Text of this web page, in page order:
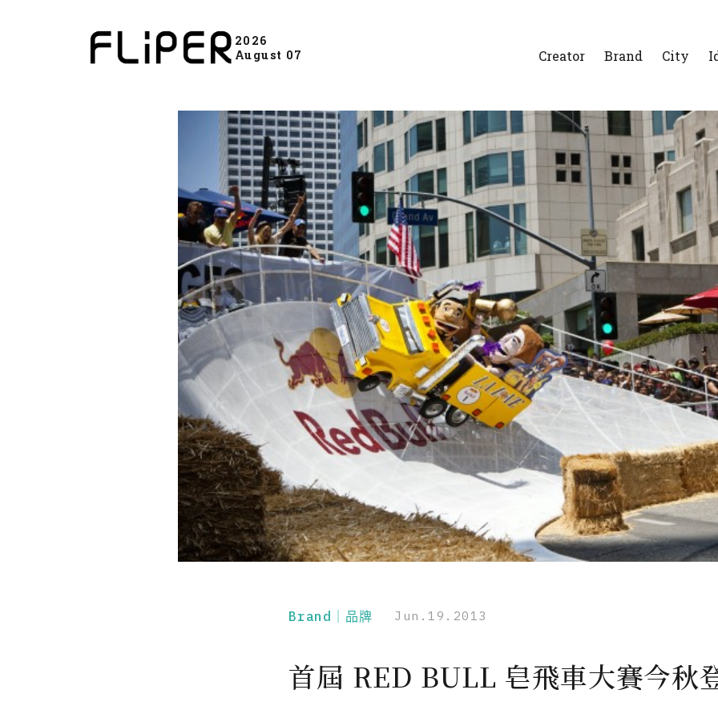
2026
August 07
Creator Brand City
Brand｜品牌 Jun.19.2013
首屆 RED BULL 皂飛車大賽今秋